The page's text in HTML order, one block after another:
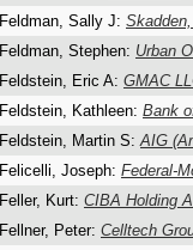
Feldman, Sally J:
Feldman, Stephen: Urban
Feldstein, Eric A: GMAC
Feldstein, Kathleen: Bank
Feldstein, Martin S:AIG
Felicelli, Joseph: Federal-
Feller, Kurt: CIBA Holding
Fellner, Peter: Celltech